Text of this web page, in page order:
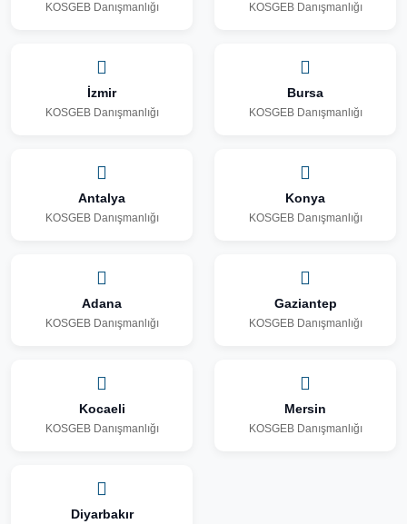
KOSGEB Danışmanlığı KOSGEB Danışmanlığı
İzmir
KOSGEB Danışmanlığı
Bursa
KOSGEB Danışmanlığı
Antalya
KOSGEB Danışmanlığı
Konya
KOSGEB Danışmanlığı
Adana
KOSGEB Danışmanlığı
Gaziantep
KOSGEB Danışmanlığı
Kocaeli
KOSGEB Danışmanlığı
Mersin
KOSGEB Danışmanlığı
Diyarbakır